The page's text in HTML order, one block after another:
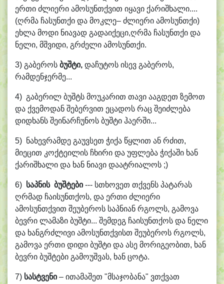
ერთი ძლიერი ამოსუნთქვით იყავი ქარიშხალი....
(ღრმა ჩასუნთქი და მოკლე– ძლიერი ამოსუნთქი)
ეხლა მოდი ნიავად გადაიქეცი,ღრმა ჩასუნთქი და
ნელი, მშვიდი, გრძელი ამოსუნთქი.
3) გაბეროს ბუშტი, დაჩუტოს ისევ გაბეროს,
რამდენჯერმე...
4) გაბერილ ბუშტს მოუკარით თავი ააგდეთ ზემოთ
და ქვემოდან შებერვით ეცადოს რაც შეიძლება
დიდხანს შეინარჩუნოს ბუშტი ჰაერში...
5) ნახევრამდე გაუვსეთ ჭიქა წყლით ან რძით,
მიეცით კოქტეილის ჩხირი და უფლება ჭიქაში ხან
ქარიშხალი და ხან ნიავი დაატრიალოს ;)
6) საპნის ბუშტები--- სთხოვეთ თქვენს პატარას
ღრმად ჩაისუნთქოს, და ერთი ძლიერი
ამოსუნთქვით შეუბეროს საპნიან რგოლს, გამოვა
ბევრი ლამაზი ბუშტი... შემდეგ ჩაისუნთქოს და ნელი
და ხანგრძლივი ამოსუნთქვისთ შეუბეროს რგოლს,
გამოვა ერთი დიდი ბუშტი და ასე მორიგეობით, ხან
ბევრი ბუშტები გამოუშვას, ხან ცოტა.
7) სასტვენი– ითამაშეთ "მსაჯობანა" ვთქვათ